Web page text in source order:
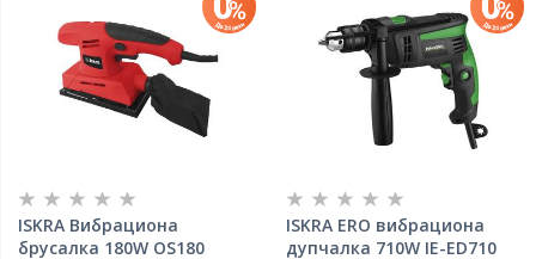
ISKRA Вибрациона
брусалка 180W OS180
ISKRA ERO вибрациона
дупчалка 710W IE-ED710